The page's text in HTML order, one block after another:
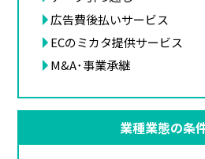
広告費後払いサービス
ECのミカタ提供サービス
M&A･事業承継
業種業態の条